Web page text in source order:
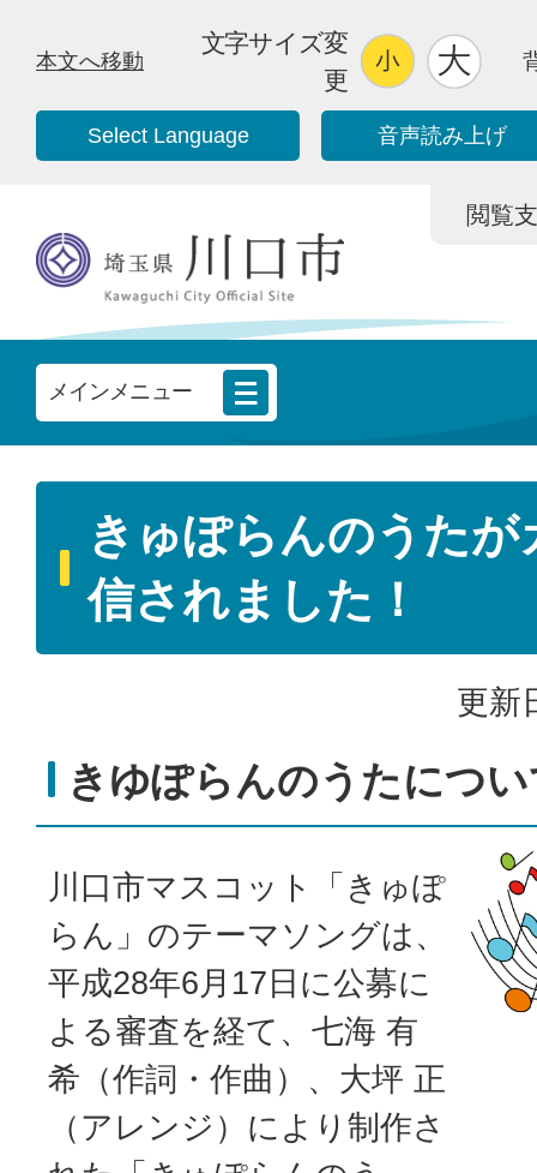
本文へ移動
文字サイズ変
更
Select Language 音声読み上げ
閲覧
メインメニュー
きゅぽらんのうたが
信されました！
更新
きゆぽらんのうたにつ
川口市マスコット「きゅぽ
らん」のテーマソングは、
平成28年6月17日に公募に
よる審査を経て、七海 有
希（作詞・作曲）、大坪 正
（アレンジ）により制作さ